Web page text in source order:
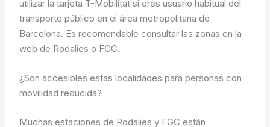
utilizar la tarjeta T-Mobilitat si eres usuario habitual del
transporte público en el área metropolitana de
Barcelona. Es recomendable consultar las zonas en la
web de Rodalies o FGC.
¿Son accesibles estas localidades para personas con
movilidad reducida?
Muchas estaciones de Rodalies y FGC están